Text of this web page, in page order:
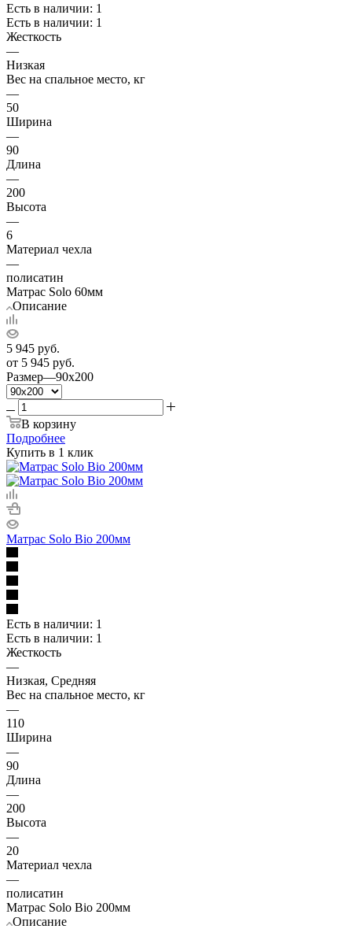
Есть в наличии: 1
Есть в наличии: 1
Жесткость
—
Низкая
Вес на спальное место, кг
—
50
Ширина
—
90
Длина
—
200
Высота
—
6
Материал чехла
—
полисатин
Матрас Solo 60мм
Описание
5 945 руб.
от 5 945 руб.
Размер—90x200
В корзину
Подробнее
Купить в 1 клик
Матрас Solo Bio 200мм
Есть в наличии: 1
Есть в наличии: 1
Жесткость
—
Низкая, Средняя
Вес на спальное место, кг
—
110
Ширина
—
90
Длина
—
200
Высота
—
20
Материал чехла
—
полисатин
Матрас Solo Bio 200мм
Описание